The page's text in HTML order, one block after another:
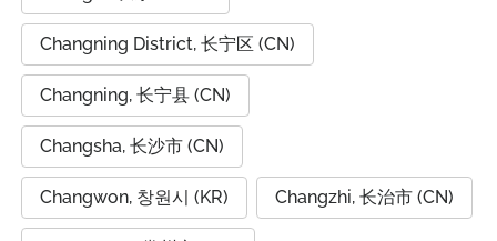
Changning District, 长宁区 (CN)
Changning, 长宁县 (CN)
Changsha, 长沙市 (CN)
Changwon, 창원시 (KR) Changzhi, 长治市 (CN)